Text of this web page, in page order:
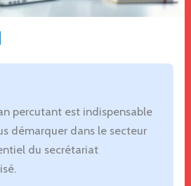
percutant est indispensable
démarquer dans le secteur
du secrétariat